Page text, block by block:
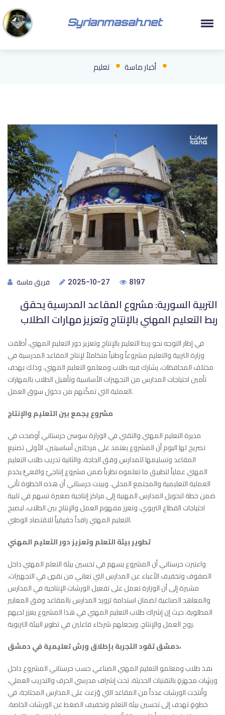
Syrianmasah.net
أخبار ماسة تعليم
فريق ماسة 2025-10-27 8197
التربية السورية: مشروع المقاعد المدرسية يحقق
ربط التعليم المهني بالإنتاج وتعزيز مهارات الطلاب
في إطار التوجه نحو ربط التعليم بالإنتاج وتعزيز دور التعليم المهني، أطلقت
وزارة التربية والتعليم مشروعاً وطنياً متكاملاً لإنتاج المقاعد المدرسية في
مختلف المحافظات، يشارك فيه طلاب ومعلمو التعليم المهني، وذلك بهدف
تأمين احتياجات المدارس من التجهيزات الأساسية وتأهيل الطلاب بالمهارات
العملية التي تمكّنهم من دخول سوق العمل.
مشروع يجمع بين التعليم والإنتاج
مديرة التعليم المهني والتقني في الوزارة سوسن حرستاني أوضحت في
تصريح لها اليوم أن المشروع يعتمد على مرحلتين أساسيتين، الأولى تصنيع
المقاعد وتسليمها للمدارس وفق الحاجة، والثانية تدريب طلاب التعليم
المهني عملياً لتطبيق ما تعلموه نظرياً ضمن مشروع إنتاجيّ واقعيٍّ يخدم
العملية التعليمية والمجتمع المحلي. وبينت حرستاني أن هذه الخطوة تأتي
ضمن خطة لتحويل المدارس المهنية إلى مراكز إنتاجية صغيرة تسهم في تلبية
احتياجات القطاع التربوي، وتعزز مفهوم العمل والإنتاج بين الطلاب، ليصبح
التعليم المهني رافداً حقيقياً للاقتصاد الوطني.
تطوير بيئة التعلم وتعزيز دور التعليم المهني
واعتبرت حرستاني أن المشروع يسهم في تحسين بيئة التعلم المهني داخل
الصفوف وتخفيف الأعباء عن المدارس التي تعاني من نقصٍ في التجهيزات،
مشيرة إلى أن الوزارة تعمل على تفعيل الورشات الإنتاجية في المدارس
والمعاهد الصناعية لضمان استدامة تزويد المدارس بالمقاعد وفق المعايير
المطلوبة، حيث إن إشراك طلاب التعليم المهني في هذا المشروع يعزز لديهم
روح العمل والإنتاج، ويجعلهم شركاء فاعلين في تطوير البيئة التربوية.
دمشق تقود التجربة بإطلاق ورش تعليمية في دمشق،
نفذ طلاب ومعلمو التعليم المهني الصناعي حسب حرستاني المشروع داخل
ورشٍات مجهزةٍ بالتقنيات الحديثة، تحت إشراف مدرسي الحرف والتدريب العملي،
وأنتجت الورشات عدداً من المقاعد التي وُزعت على المدارس المحتاجة، في
خطوةٍ تهدف إلى تحسين بيئة التعلم وتخفيف الضغط عن الورشات الخاصة.